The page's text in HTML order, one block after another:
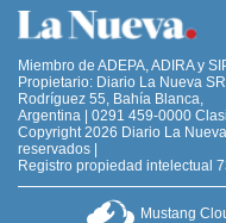
Miembro de ADEPA, ADIRA y
Propietario: Diario La Nueva
Rodríguez 55, Bahía Blanca,
Argentina | 0291 459-0000
Copyright 2026 Diario La
reservados |
Registro propiedad intelectual
Mustang